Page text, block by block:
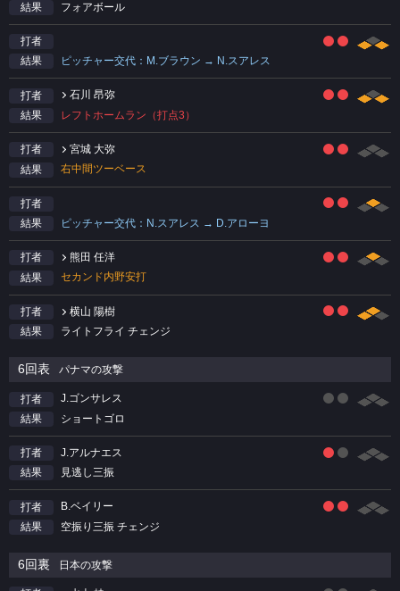
結果 フォアボール
打者
結果
ピッチャー交代：M.ブラウン → N.スアレス
打者
石川 昂弥
結果
レフトホームラン（打点3）
打者
宮城 大弥
結果
右中間ツーベース
打者
結果
ピッチャー交代：N.スアレス → D.アローヨ
打者
熊田 任洋
結果
セカンド内野安打
打者
横山 陽樹
結果
ライトフライ チェンジ
6回表 パナマの攻撃
打者
J.ゴンサレス
結果
ショートゴロ
打者
J.アルナエス
結果
見逃し三振
打者
B.ベイリー
結果
空振り三振 チェンジ
6回裏 日本の攻撃